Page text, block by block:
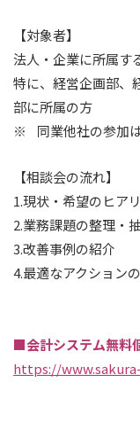
【対象者】
法人・企業に所属す
特に、経営企画部、
部に所属の方
※ 同業他社の参加は
【相談会の流れ】
1.現状・希望のヒア
2.業務課題の整理・
3.改善事例の紹介
4.最適なアクション
■会計システム無料
https://